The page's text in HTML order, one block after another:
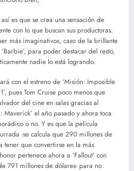
es que se crea una sensación de
con lo que buscan sus productoras.
más imaginativos, caso de la brillante
para poder destacar del resto,
nadie lo está logrando.
con el estreno de ‘Misión: Imposible
pues Tom Cruise poco menos que
del cine en salas gracias al
Maverick’ el año pasado y ahora toca
o no. Y es que la película
-se calcula que 290 millones de
tener que convertirse en la más
pertenece ahora a ‘Fallout’ con
791 millones de dólares- para no